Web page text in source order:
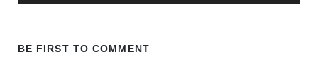
BE FIRST TO COMMENT